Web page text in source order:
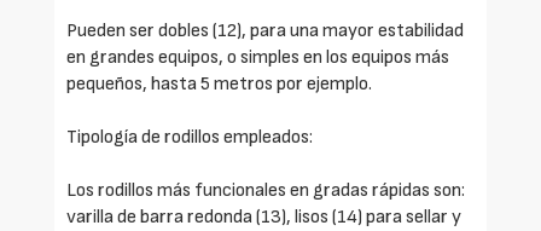
Pueden ser dobles (12), para una mayor estabilidad
en grandes equipos, o simples en los equipos más
pequeños, hasta 5 metros por ejemplo.
Tipología de rodillos empleados:
Los rodillos más funcionales en gradas rápidas son:
varilla de barra redonda (13), lisos (14) para sellar y